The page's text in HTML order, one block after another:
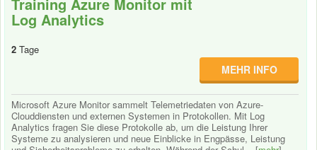
Log Analytics
2 Tage
MEHR INFO
Microsoft Azure Monitor sammelt Telemetriedaten von Azure-
Clouddiensten und externen Systemen in Protokollen. Mit Log
Analytics fragen Sie diese Protokolle ab, um die Leistung Ihrer
Systeme zu analysieren und neue Einblicke in Engpässe, Leistung